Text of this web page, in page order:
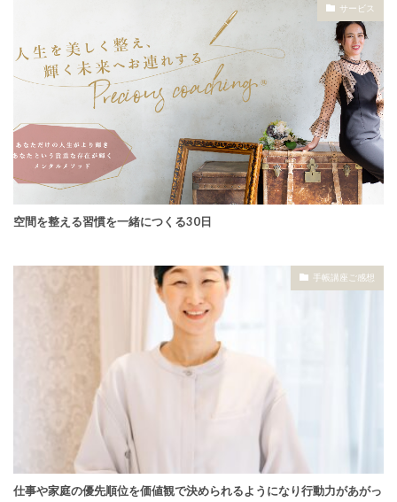
サービス
空間を整える習慣を一緒につくる30日
手帳講座ご感想
仕事や家庭の優先順位を価値観で決められるようになり行動力があがっ